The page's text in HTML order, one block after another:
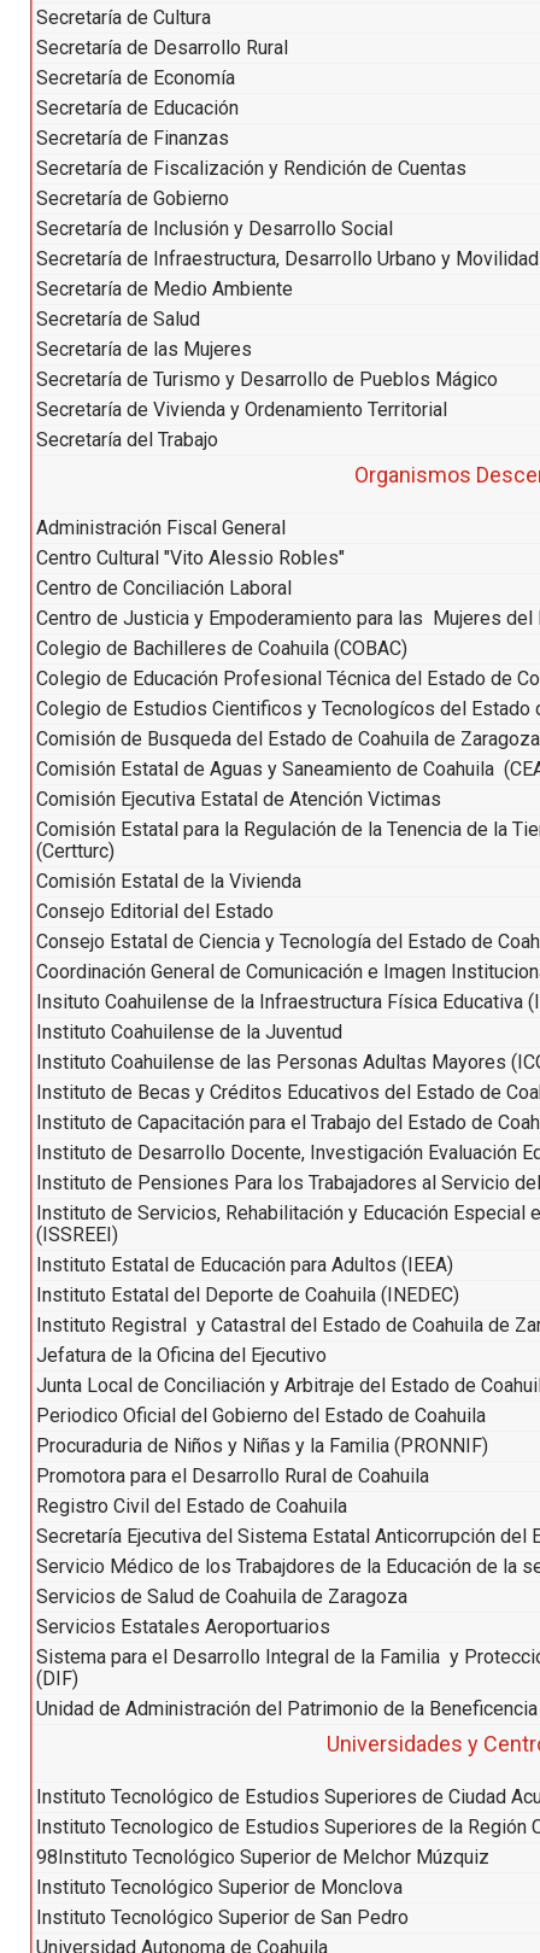
Secretaría de Cultura
Secretaría de Desarrollo Rural
Secretaría de Economía
Secretaría de Educación
Secretaría de Finanzas
Secretaría de Fiscalización y Rendición de Cuentas
Secretaría de Gobierno
Secretaría de Inclusión y Desarrollo Social
Secretaría de Infraestructura, Desarrollo Urbano y Movilidad
Secretaría de Medio Ambiente
Secretaría de Salud
Secretaría de las Mujeres
Secretaría de Turismo y Desarrollo de Pueblos Mágico
Secretaría de Vivienda y Ordenamiento Territorial
Secretaría del Trabajo
Organismos
Administración Fiscal General
Centro Cultural "Vito Alessio Robles"
Centro de Conciliación Laboral
Centro de Justicia y Empoderamiento para las Mujeres
Colegio de Bachilleres de Coahuila (COBAC)
Colegio de Educación Profesional Técnica del Estado de
Colegio de Estudios Cientificos y Tecnologícos del Estado
Comisión de Busqueda del Estado de Coahuila de Zaragoza
Comisión Estatal de Aguas y Saneamiento de Coahuila
Comisión Ejecutiva Estatal de Atención Victimas
Comisión Estatal para la Regulación de la Tenencia de la
(Certturc)
Comisión Estatal de la Vivienda
Consejo Editorial del Estado
Consejo Estatal de Ciencia y Tecnología del Estado de
Coordinación General de Comunicación e Imagen
Insituto Coahuilense de la Infraestructura Física Educativa
Instituto Coahuilense de la Juventud
Instituto Coahuilense de las Personas Adultas Mayores
Instituto de Becas y Créditos Educativos del Estado de
Instituto de Capacitación para el Trabajo del Estado de
Instituto de Desarrollo Docente, Investigación Evaluación
Instituto de Pensiones Para los Trabajadores al Servicio
Instituto de Servicios, Rehabilitación y Educación Especial
(ISSREEI)
Instituto Estatal de Educación para Adultos (IEEA)
Instituto Estatal del Deporte de Coahuila (INEDEC)
Instituto Registral y Catastral del Estado de Coahuila de
Jefatura de la Oficina del Ejecutivo
Junta Local de Conciliación y Arbitraje del Estado de
Periodico Oficial del Gobierno del Estado de Coahuila
Procuraduria de Niños y Niñas y la Familia (PRONNIF)
Promotora para el Desarrollo Rural de Coahuila
Registro Civil del Estado de Coahuila
Secretaría Ejecutiva del Sistema Estatal Anticorrupción del
Servicio Médico de los Trabajdores de la Educación de la
Servicios de Salud de Coahuila de Zaragoza
Servicios Estatales Aeroportuarios
Sistema para el Desarrollo Integral de la Familia y
(DIF)
Unidad de Administración del Patrimonio de la
Universidades y
Instituto Tecnológico de Estudios Superiores de Ciudad
Instituto Tecnologico de Estudios Superiores de la Región
98Instituto Tecnológico Superior de Melchor Múzquiz
Instituto Tecnológico Superior de Monclova
Instituto Tecnológico Superior de San Pedro
Universidad Autonoma de Coahuila